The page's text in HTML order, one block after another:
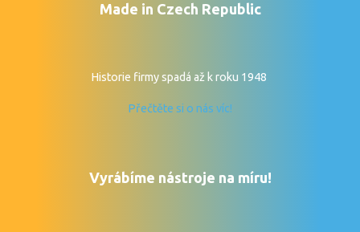
Made in Czech Republic
Historie firmy spadá až k roku 1948
Přečtěte si o nás víc!
Vyrábíme nástroje na míru!